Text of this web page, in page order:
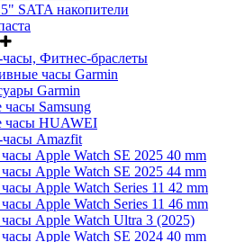
SATA накопители
Фитнес-браслеты
часы Garmin
Garmin
Samsung
часы HUAWEI
Amazfit
Apple Watch SE 2025 40 mm
Apple Watch SE 2025 44 mm
Apple Watch Series 11 42 mm
Apple Watch Series 11 46 mm
Apple Watch Ultra 3 (2025)
Apple Watch SE 2024 40 mm